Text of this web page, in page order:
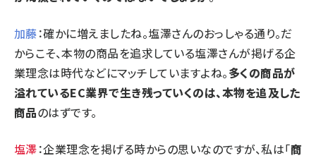
加藤：確かに増えましたね。塩澤さんのおっしゃる通り。だ
からこそ、本物の商品を追求している塩澤さんが掲げる企
業理念は時代などにマッチしていますよね。多くの商品が
溢れているEC業界で生き残っていくのは、本物を追及した
商品のはずです。
塩澤：企業理念を掲げる時からの思いなのですが、私は「商